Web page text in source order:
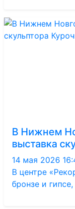
В Нижнем
выставка
14 мая 2026
В центре
бронзе и